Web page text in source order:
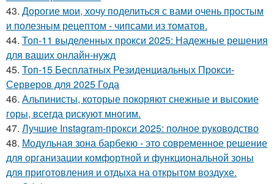
43. Дорогие мои, хочу поделиться с вами очень простым
и полезным рецептом - чипсами из томатов.
44. Топ-11 выделенных прокси 2025: Надежные решения
для ваших онлайн-нужд
45. Топ-15 Бесплатных Резиденциальных Прокси-
Серверов для 2025 Года
46. Альпинисты, которые покоряют снежные и высокие
горы, всегда рискуют многим.
47. Лучшие Instagram-прокси 2025: полное руководство
48. Модульная зона барбекю - это современное решение
для организации комфортной и функциональной зоны
для приготовления и отдыха на открытом воздухе.